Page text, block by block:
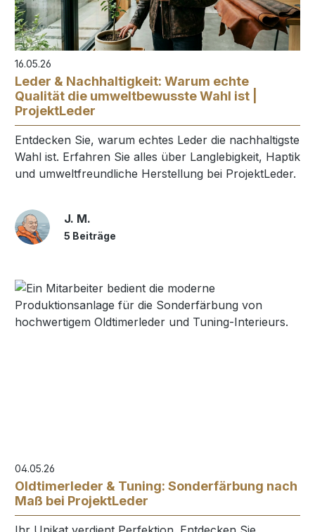
16.05.26
Leder & Nachhaltigkeit: Warum echte
Qualität die umweltbewusste Wahl ist |
ProjektLeder
Entdecken Sie, warum echtes Leder die nachhaltigste
Wahl ist. Erfahren Sie alles über Langlebigkeit, Haptik
und umweltfreundliche Herstellung bei ProjektLeder.
J. M.
5 Beiträge
04.05.26
Oldtimerleder & Tuning: Sonderfärbung nach
Maß bei ProjektLeder